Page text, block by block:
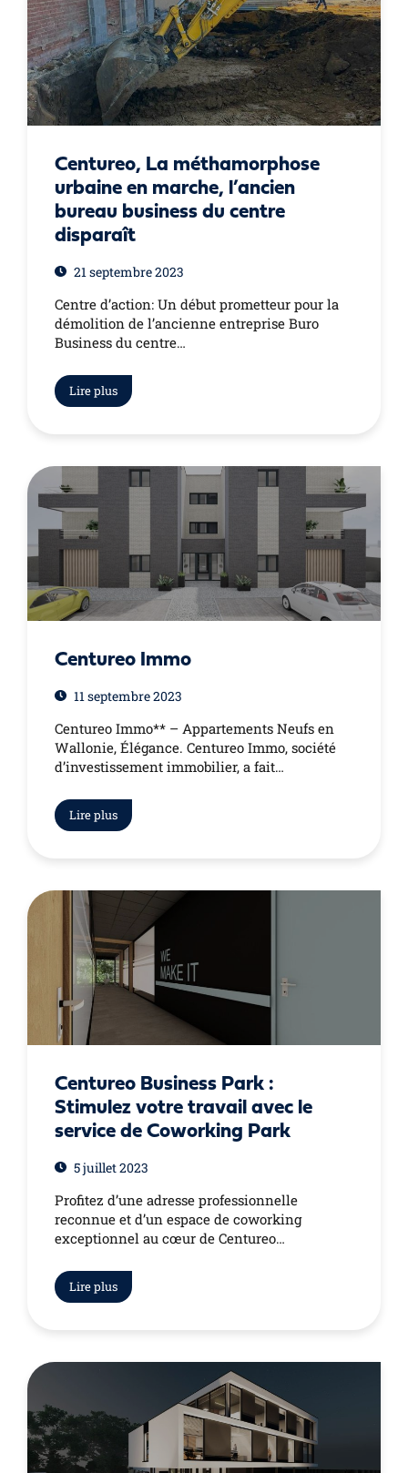
Centureo, La méthamorphose
urbaine en marche, l’ancien
bureau business du centre
disparaît
21 septembre 2023
Centre d’action: Un début prometteur pour la
démolition de l’ancienne entreprise Buro
Business du centre…
Lire plus
Centureo Immo
11 septembre 2023
Centureo Immo** – Appartements Neufs en
Wallonie, Élégance. Centureo Immo, société
d’investissement immobilier, a fait…
Lire plus
Centureo Business Park :
Stimulez votre travail avec le
service de Coworking Park
5 juillet 2023
Profitez d’une adresse professionnelle
reconnue et d’un espace de coworking
exceptionnel au cœur de Centureo…
Lire plus